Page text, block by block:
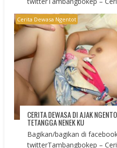
Cerita Dewasa Ngentot
CERITA DEWASA DI AJAK
TETANGGA NENEK KU
Bagikan/bagikan di
twitterTambangbokep –